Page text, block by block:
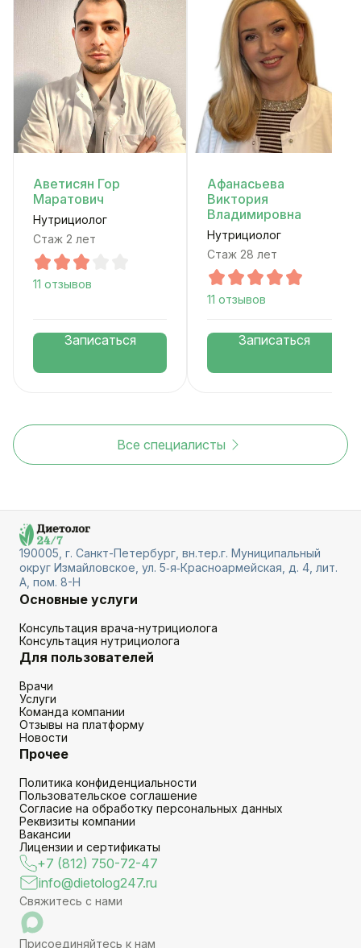
Аветисян Гор
Маратович
Нутрициолог
Стаж 2 лет
11 отзывов
Записаться
Афанасьева
Виктория
Владимировна
Нутрициолог
Стаж 28 лет
11 отзывов
Записаться
Все специалисты
190005, г. Санкт-Петербург, вн.тер.г. Муниципальный
округ Измайловское, ул. 5‑я‑Красноармейская, д. 4, лит.
А, пом. 8-Н
Основные услуги
Консультация врача-нутрициолога
Консультация нутрициолога
Для пользователей
Врачи
Услуги
Команда компании
Отзывы на платформу
Новости
Прочее
Политика конфиденциальности
Пользовательское соглашение
Согласие на обработку персональных данных
Реквизиты компании
Вакансии
Лицензии и сертификаты
+7 (812) 750-72-47
info@dietolog247.ru
Свяжитесь с нами
Присоединяйтесь к нам